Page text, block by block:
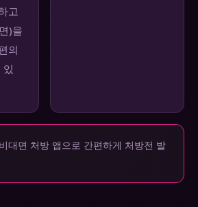
고
)을
의
있
비대면 처방 앱으로 간편하게 처방전 발